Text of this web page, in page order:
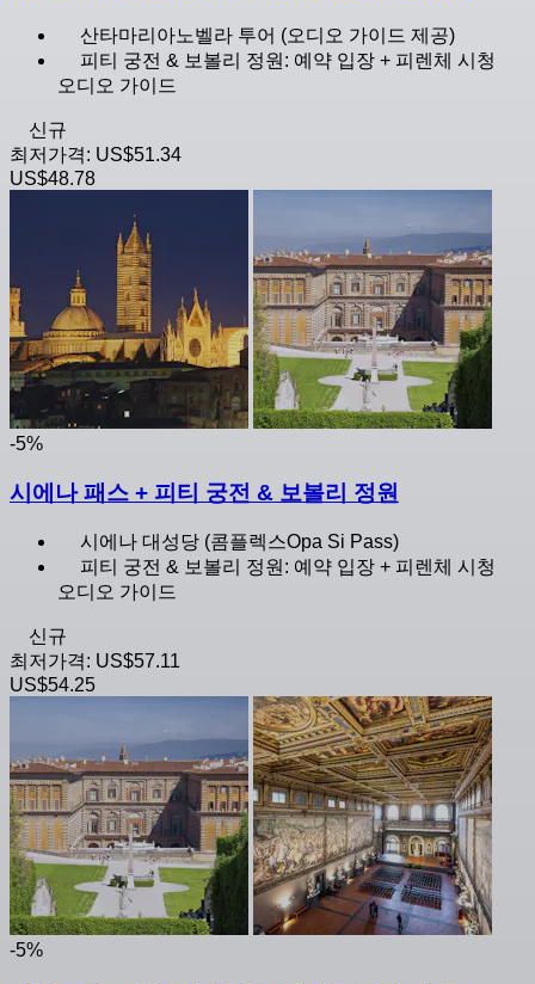
산타마리아노벨라 투어 (오디오 가이드 제공)
피티 궁전 & 보볼리 정원: 예약 입장 + 피렌체 시청
오디오 가이드
신규
최저가격: US$51.34
US$48.78
-5%
시에나 패스 + 피티 궁전 & 보볼리 정원
시에나 대성당 (콤플렉스Opa Si Pass)
피티 궁전 & 보볼리 정원: 예약 입장 + 피렌체 시청
오디오 가이드
신규
최저가격: US$57.11
US$54.25
-5%